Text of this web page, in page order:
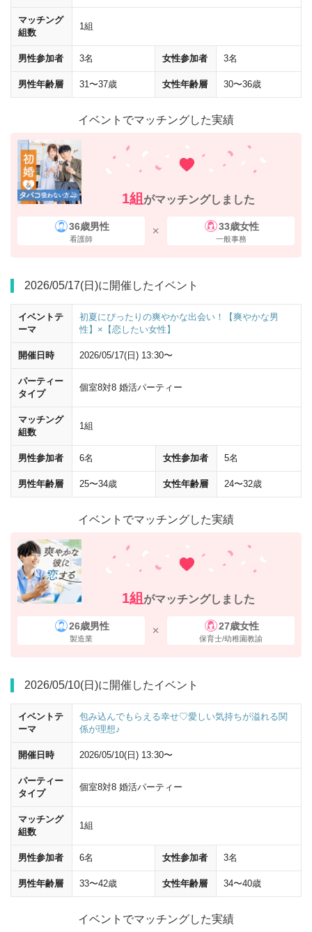
マッチング
組数
1組
男性参加者 3名 女性参加者 3名
男性年齢層 31〜37歳 女性年齢層 30〜36歳
イベントでマッチングした実績
1組 がマッチングしました
36歳男性
看護師
33歳女性
一般事務
2026/05/17(日)に開催したイベント
イベントテ
ーマ
初夏にぴったりの爽やかな出会い！【爽やかな男
性】×【恋したい女性】
開催日時 2026/05/17(日) 13:30〜
パーティー
タイプ
個室8対8 婚活パーティー
マッチング
組数
1組
男性参加者 6名 女性参加者 5名
男性年齢層 25〜34歳 女性年齢層 24〜32歳
イベントでマッチングした実績
1組がマッチングしました
26歳男性
製造業
27歳女性
保育士/幼稚園教諭
2026/05/10(日)に開催したイベント
イベントテ
ーマ
包み込んでもらえる幸せ♡愛しい気持ちが溢れる関
係が理想♪
開催日時 2026/05/10(日) 13:30〜
パーティー
タイプ
個室8対8 婚活パーティー
マッチング
組数
1組
男性参加者 6名 女性参加者 3名
男性年齢層 33〜42歳 女性年齢層 34〜40歳
イベントでマッチングした実績